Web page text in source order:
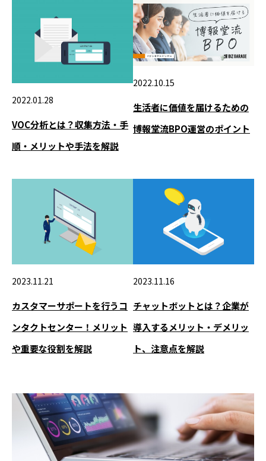
2022.01.28
VOC分析とは？収集方法・手
順・メリットや手法を解説
2022.10.15
生活者に価値を届けるための
博報堂流BPO運営のポイント
2023.11.21
カスタマーサポートを行うコ
ンタクトセンター！メリット
や重要な役割を解説
2023.11.16
チャットボットとは？企業が
導入するメリット・デメリッ
ト、注意点を解説